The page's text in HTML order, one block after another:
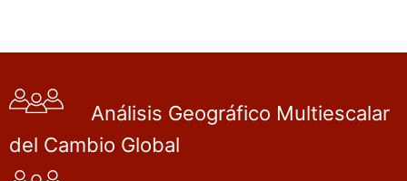
Análisis Geográfico Multiescalar
del Cambio Global